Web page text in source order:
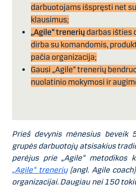
darbuotojams išspręsti net
klausimus;
„Agile“ trenerių darbas išties
dirba su komandomis,
pačia organizacija;
Gausi „Agile“ trenerių
nuolatinio mokymosi ir
Prieš devynis mėnesius beveik
grupės darbuotojų atsisakius
perėjus prie „Agile“ metodikos
„Agile“ trenerių(angl. Agile
organizacijai. Daugiau nei 150